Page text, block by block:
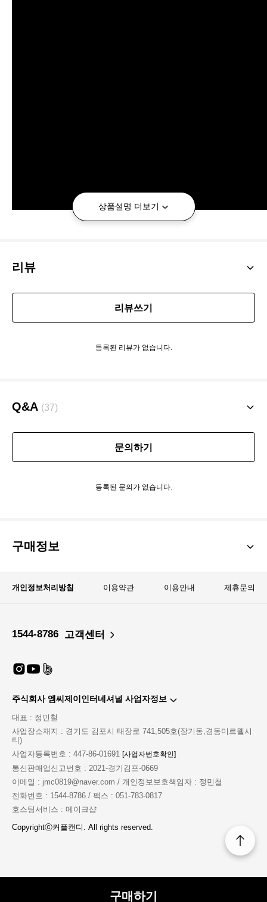
구매하기
커플캔디 베스트 !!
매혹적인 여성이 될 수 있는 최고의 레자 슈트 ♥
바디라인에 맞게 사이즈별로 핏되게 착용할 수 있는 레자
앞 오픈형 2중 지퍼로 원하는 부위만 오픈하여 즐기실 수
있어요
단독 착용하셔도 좋고 안에 섹시한 속옷을 함께 착용하고
오픈해주는 것도 추천 !
함께 구매할 수 있는 옵션까지 구비해두면 그야말로 완성
도구를 함께 사용하여 SM플레이에 사용하면 너무 좋을 것
2가지 컬러에 3가지 사이즈로 준비했으니 하단의 사이즈
상품설명 더보기
리뷰
리뷰쓰기
등록된 리뷰가 없습니다.
Q&A (37)
문의하기
등록된 문의가 없습니다.
구매정보
개인정보처리방침 이용약관 이용안내 제휴문의
1544-8786 고객센터
주식회사 엠씨제이인터네셔널 사업자정보
대표 : 정민철
사업장소재지 : 경기도 김포시 태장로 741,505호(장기동,경동미르웰시
티)
사업자등록번호 : 447-86-01691 [사업자번호확인]
통신판매업신고번호 : 2021-경기김포-0669
이메일 : jmc0819@naver.com / 개인정보보호책임자 : 정민철
전화번호 : 1544-8786 / 팩스 : 051-783-0817
호스팅서비스 : 메이크샵
Copyrightⓒ커플캔디. All rights reserved.